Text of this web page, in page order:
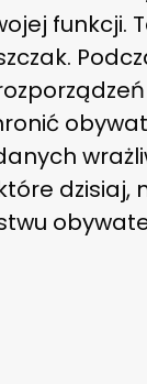
funkcji.
dzisiaj,